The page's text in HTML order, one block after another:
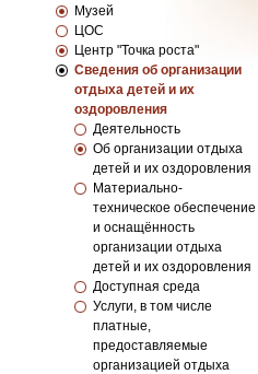
Музей
ЦОС
Центр "Точка роста"
Сведения об организации
отдыха детей и их
оздоровления
Деятельность
Об организации отдыха
детей и их оздоровления
Материально-
техническое обеспечение
и оснащённость
организации отдыха
детей и их оздоровления
Доступная среда
Услуги, в том числе
платные,
предоставляемые
организацией отдыха